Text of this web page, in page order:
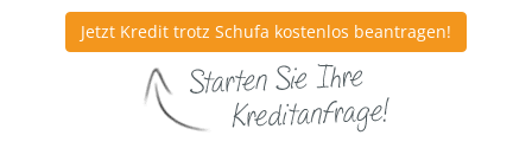
Jetzt Kredit trotz Schufa kostenlos beantragen!